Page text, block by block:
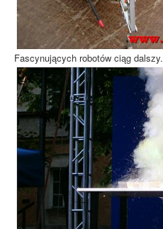
Fascynujących robotów ciąg dalszy.